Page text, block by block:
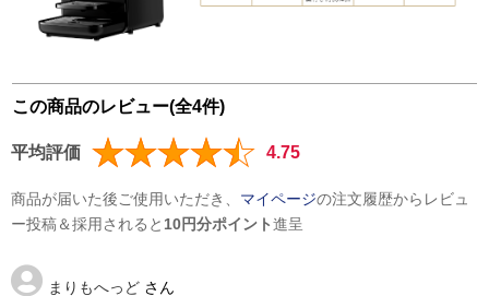
この商品のレビュー(全4件)
平均評価 4.75
商品が届いた後ご使用いただき、 マイページの注文履歴からレビュ
ー投稿＆採用されると 10円分ポイント進呈
まりもへっど さん